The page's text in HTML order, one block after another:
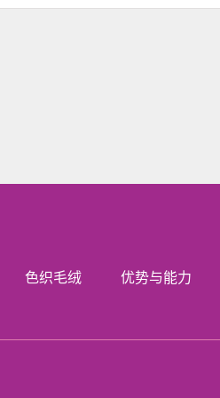
色织毛绒 优势与能力